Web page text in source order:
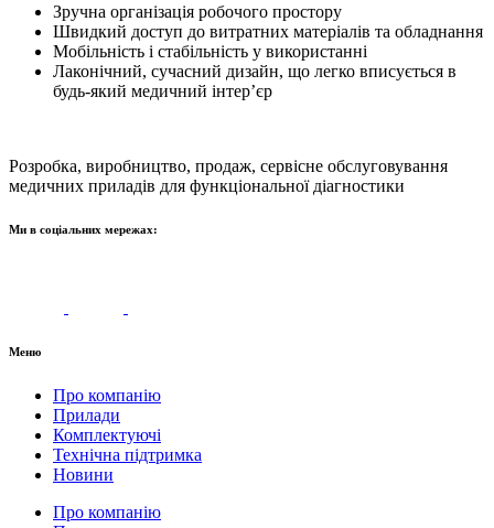
Зручна організація робочого простору
Швидкий доступ до витратних матеріалів та обладнання
Мобільність і стабільність у використанні
Лаконічний, сучасний дизайн, що легко вписується в
будь-який медичний інтер’єр
Розробка, виробництво, продаж, сервісне обслуговування
медичних приладів для функціональної діагностики
Ми в соціальних мережах:
Меню
Про компанію
Прилади
Комплектуючі
Технічна підтримка
Новини
Про компанію